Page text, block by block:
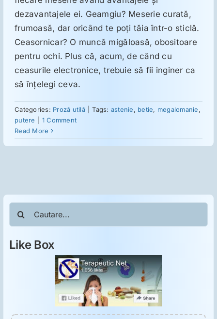
Reumatologie
Ginecologie
Mesajele lui Reichelt
Dietă
LDN
Oncologie
Antipsihiatrie
dezavantajele ei. Geamgiu? Meserie curată,
frumoasă, dar oricând te poţi tăia într-o sticlă.
Ceasornicar? O muncă migăloasă, obositoare
pentru ochi. Plus că, acum, de când cu
ceasurile electronice, trebuie să fii inginer ca
să înţelegi ceva.
Categories: Proză utilă Tags: astenie, betie, megalomanie,
putere
1 Comment
Read More
Cautare...
Like Box